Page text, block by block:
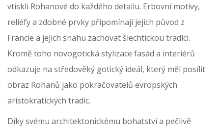
vtiskli Rohanové do každého detailu. Erbovní motivy,
reliéfy a zdobné prvky připomínají jejich původ z
Francie a jejich snahu zachovat šlechtickou tradici.
Kromě toho novogotická stylizace fasád a interiérů
odkazuje na středověký gotický ideál, který měl posílit
obraz Rohanů jako pokračovatelů evropských
aristokratických tradic.
Díky svému architektonickému bohatství a pečlivě